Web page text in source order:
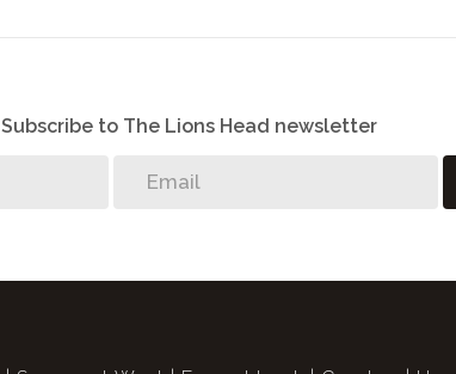
Subscribe to The Lions Head newsletter